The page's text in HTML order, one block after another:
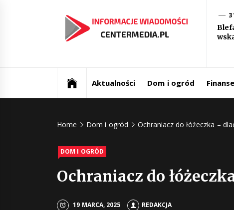
3
Aktualności Dom i ogród Finanse
Home Dom i ogród Ochraniacz do łóżeczka –
DOM I OGRÓD
Ochraniacz do
19 MARCA, 2025 REDAKCJA